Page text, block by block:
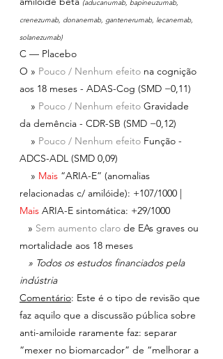
(aducanumab, bapineuzumab,
crenezumab, donanemab, gantenerumab, lecanemab,
solanezumab)
C — Placebo
O » Pouco / Nenhum efeito na cognição
aos 18 meses - ADAS-Cog (SMD −0,11)
» Pouco / Nenhum efeito Gravidade
da demência - CDR-SB (SMD −0,12)
» Pouco / Nenhum efeito Função -
ADCS-ADL (SMD 0,09)
» Mais “ARIA-E” (anomalias
relacionadas c/ amilóide): +107/1000 |
Mais ARIA-E sintomática: +29/1000
» Sem aumento claro de EAs graves ou
mortalidade aos 18 meses
» Todos os estudos financiados pela
indústria
Comentário: Este é o tipo de revisão que
faz aquilo que a discussão pública sobre
anti-amiloide raramente faz: separar
“mexer no biomarcador” de “melhorar a